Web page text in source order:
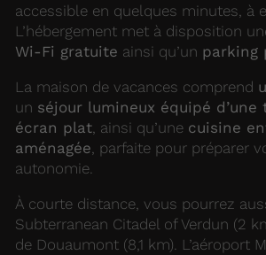
accessible en quelques minutes, à
L’hébergement met à disposition
Wi-Fi gratuite ainsi qu’un parking
La maison de vacances comprend
un séjour lumineux équipé d’une
écran plat, ainsi qu’une cuisine
aménagée, parfaite pour préparer
autonomie.
À courte distance, vous pourrez
Subterranean Citadel of Verdun (2
de Douaumont (8,1 km). L’aéroport